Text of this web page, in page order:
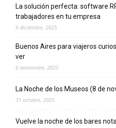
La solución perfecta: software
trabajadores en tu empresa
9 diciembre, 2025
Buenos Aires para viajeros
ver
6 noviembre, 2025
La Noche de los Museos (8 de
31 octubre, 2025
Vuelve la noche de los bares